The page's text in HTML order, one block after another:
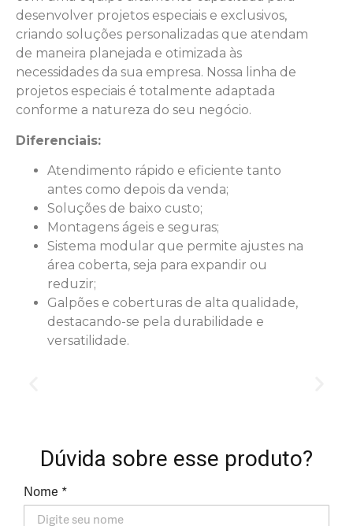
desenvolver projetos especiais e exclusivos,
criando soluções personalizadas que atendam
de maneira planejada e otimizada às
necessidades da sua empresa. Nossa linha de
projetos especiais é totalmente adaptada
conforme a natureza do seu negócio.
Diferenciais:
Atendimento rápido e eficiente tanto
antes como depois da venda;
Soluções de baixo custo;
Montagens ágeis e seguras;
Sistema modular que permite ajustes na
área coberta, seja para expandir ou
reduzir;
Galpões e coberturas de alta qualidade,
destacando-se pela durabilidade e
versatilidade.
Dúvida sobre esse produto?
Nome *